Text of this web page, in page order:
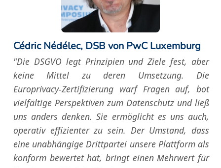
Cédric Nédélec, DSB von PwC Luxemburg
"Die DSGVO legt Prinzipien und Ziele fest, aber
keine Mittel zu deren Umsetzung. Die
Europrivacy-Zertifizierung warf Fragen auf, bot
vielfältige Perspektiven zum Datenschutz und ließ
uns anders denken. Sie ermöglicht es uns auch,
operativ effizienter zu sein. Der Umstand, dass
eine unabhängige Drittpartei unsere Plattform als
konform bewertet hat, bringt einen Mehrwert für